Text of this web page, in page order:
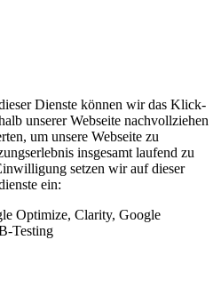
Dienste können wir das Klick-
unserer Webseite nachvollziehen
um unsere Webseite zu
insgesamt laufend zu
setzen wir auf dieser
ein:
Optimize, Clarity, Google
Testing